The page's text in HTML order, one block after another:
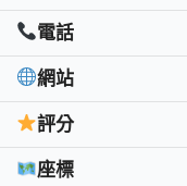
電話
網站
評分
座標